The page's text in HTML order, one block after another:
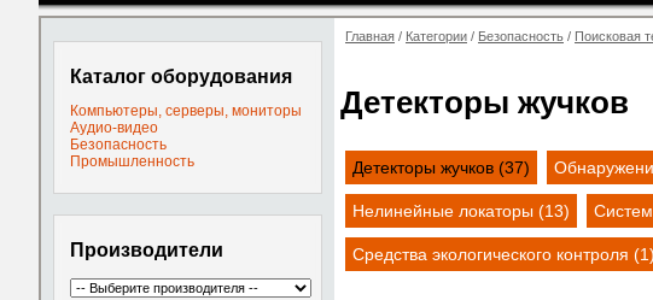
Каталог оборудования
Компьютеры, серверы, мониторы
Аудио-видео
Безопасность
Промышленность
Производители
Главная / Категории / Безопасность / Поисковая
Детекторы жучков
Детекторы жучков (37)
Нелинейные локаторы (13)
Средства экологического контроля (1)